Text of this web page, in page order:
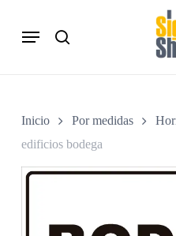
Menu
Carro
Inicio Por medidas
edificios bodega